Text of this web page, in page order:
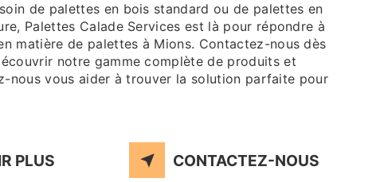
de palettes en bois standard ou de palettes en
Palettes Calade Services est là pour répondre à
matière de palettes à Mions. Contactez-nous dès
notre gamme complète de produits et
nous vous aider à trouver la solution parfaite pour
PLUS CONTACTEZ-NOUS